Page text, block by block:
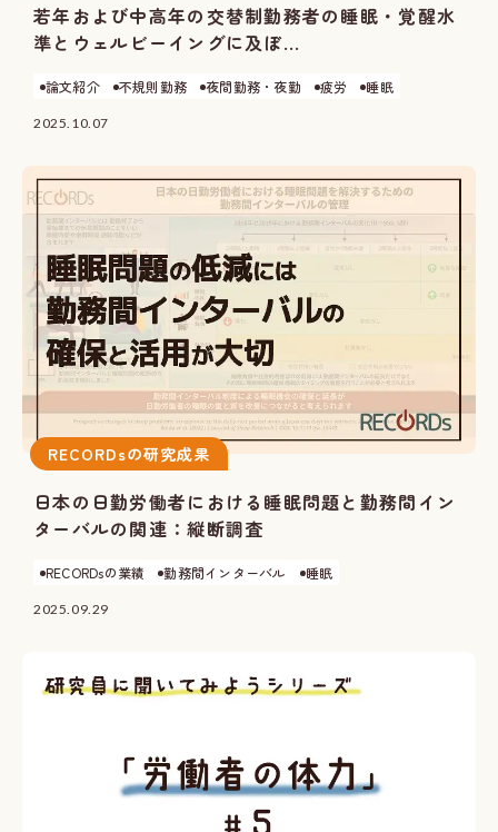
若年および中高年の交替制勤務者の睡眠・覚醒水
準とウェルビーイングに及ぼ...
論文紹介 不規則勤務 夜間勤務・夜勤 疲労 睡眠
2025.10.07
RECORDsの研究成果
日本の日勤労働者における睡眠問題と勤務間イン
ターバルの関連：縦断調査
RECORDsの業績 勤務間インターバル 睡眠
2025.09.29